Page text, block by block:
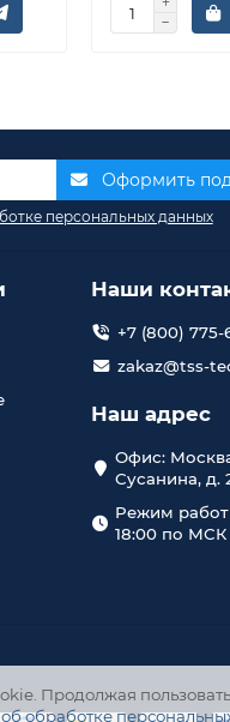
Продолжая
обработке
Оформить
персональных данных
Наши
+7 (800) 775-
zakaz@tss-
Наш адрес
Офис:
Сусанина, д.
Режим
18:00 по МСК